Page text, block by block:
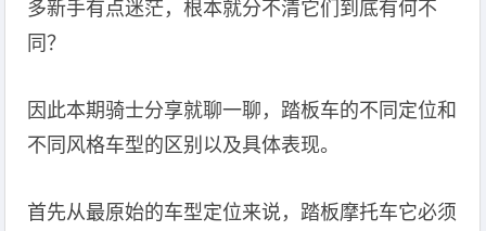
多新手有点迷茫，根本就分不清它们到底有何不
同？
因此本期骑士分享就聊一聊，踏板车的不同定位和
不同风格车型的区别以及具体表现。
首先从最原始的车型定位来说，踏板摩托车它必须